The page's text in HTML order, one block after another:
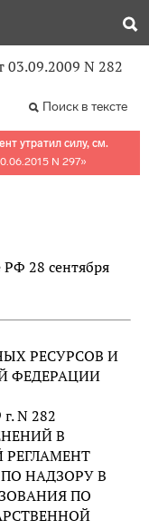
N 282
Поиск в тексте
утратил силу, см.
N 297»
28 сентября
РЕСУРСОВ И
ФЕДЕРАЦИИ
N 282
В
НАДЗОРУ В
ПО